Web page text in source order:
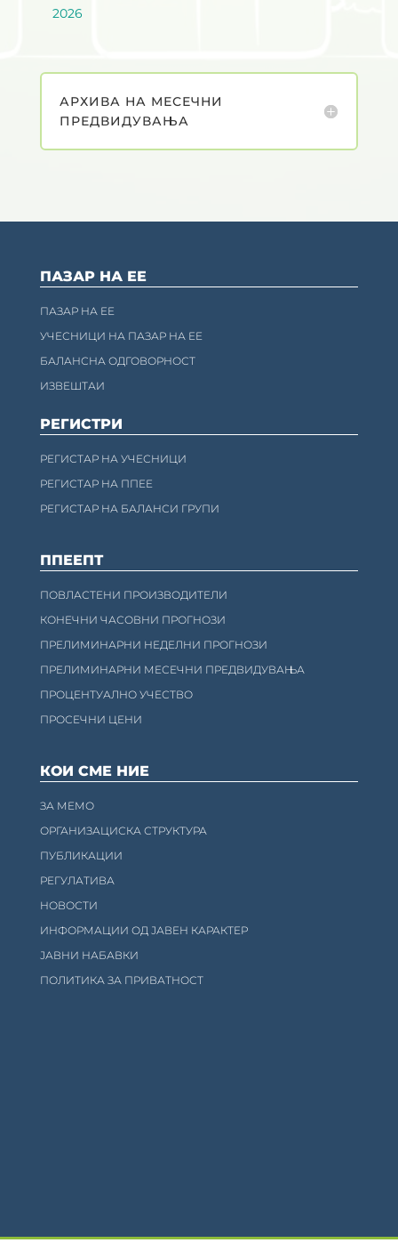
2026
АРХИВА НА МЕСЕЧНИ
ПРЕДВИДУВАЊА
ПАЗАР НА ЕЕ
ПАЗАР НА ЕЕ
УЧЕСНИЦИ НА ПАЗАР НА ЕЕ
БАЛАНСНА ОДГОВОРНОСТ
ИЗВЕШТАИ
РЕГИСТРИ
РЕГИСТАР НА УЧЕСНИЦИ
РЕГИСТАР НА ППЕЕ
РЕГИСТАР НА БАЛАНСИ ГРУПИ
ППЕЕПТ
ПОВЛАСТЕНИ ПРОИЗВОДИТЕЛИ
КОНЕЧНИ ЧАСОВНИ ПРОГНОЗИ
ПРЕЛИМИНАРНИ НЕДЕЛНИ ПРОГНОЗИ
ПРЕЛИМИНАРНИ МЕСЕЧНИ ПРЕДВИДУВАЊА
ПРОЦЕНТУАЛНО УЧЕСТВО
ПРОСЕЧНИ ЦЕНИ
КОИ СМЕ НИЕ
ЗА МЕМО
ОРГАНИЗАЦИСКА СТРУКТУРА
ПУБЛИКАЦИИ
РЕГУЛАТИВА
НОВОСТИ
ИНФОРМАЦИИ ОД ЈАВЕН КАРАКТЕР
ЈАВНИ НАБАВКИ
ПОЛИТИКА ЗА ПРИВАТНОСТ